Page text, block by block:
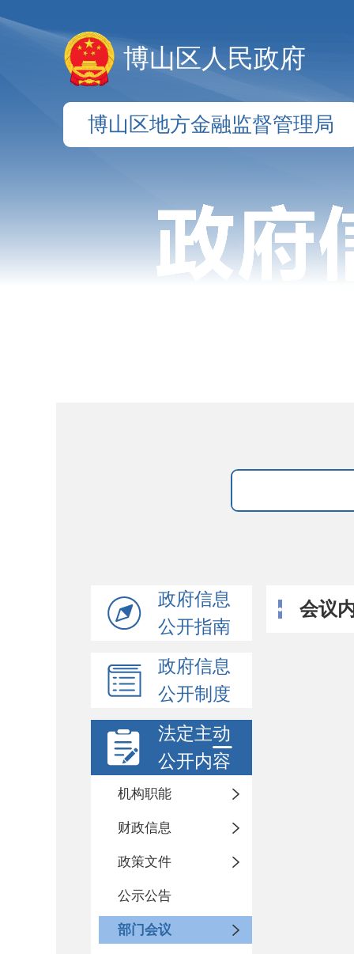
博山区人民政府
博山区地方金融监督管理局
政府信息
公开指南
政府信息
公开制度
法定主动
公开内容
机构职能
财政信息
政策文件
公示公告
部门会议
会议